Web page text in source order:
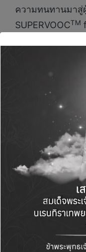
ความทนทานมาสู่
SUPERVOOCTM
ตัวในสมาร์ทโฟน
240W
เนื่องจากความต้
ประสิทธิภาพสูง
อัจฉริยะ 5G
ชาร์จเร็วกำลังสูง
TM
ชาร์จแบตเตอรี่
ประมาณ 9 นาที
240W